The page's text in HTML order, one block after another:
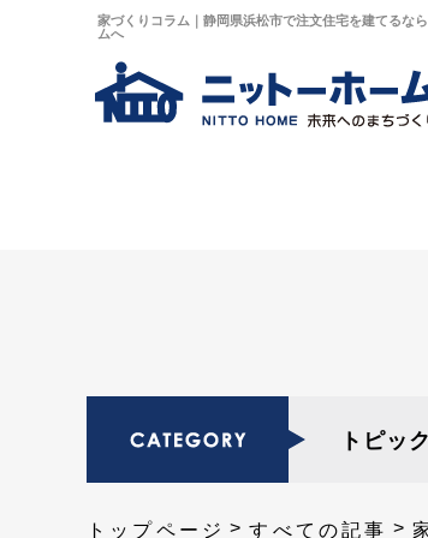
家づくりコラム｜静岡県浜松市で注文住宅を建てるな
ムへ
トピッ
トップページ すべての記事